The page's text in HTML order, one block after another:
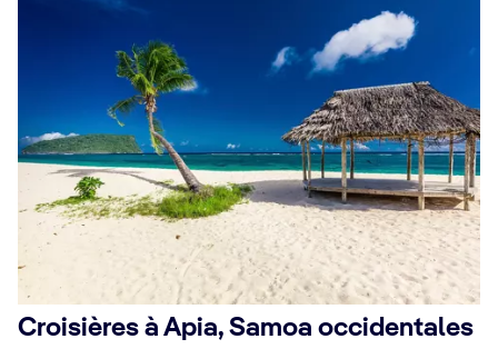
Croisières à Apia, Samoa occidentales